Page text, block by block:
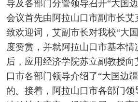
导及各部门分管领导召开“大国
会议首先由阿拉山口市副市长艾
致欢迎词，艾副市长对我校“大
度赞赏，并就阿拉山口市基本
后，应用经济学院苏立副教授向
口市各部门领导介绍了“大国边
的。接着，阿拉山口市各部门领